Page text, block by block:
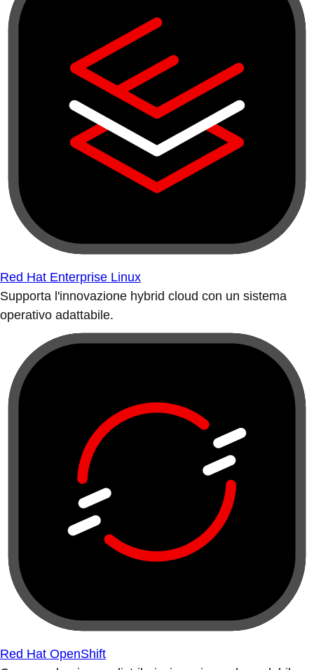
Red Hat Enterprise Linux
Supporta l'innovazione hybrid cloud con un sistema
operativo adattabile.
Red Hat OpenShift